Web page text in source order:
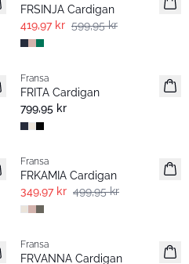
FRSINJA Cardigan
419,97 kr 599,95 kr
Basic
Fransa
FRITA Cardigan
799,95 kr
-30%
Fransa
FRKAMIA Cardigan
349,97 kr 499,95 kr
- 60% | Salg
Fransa
FRVANNA Cardigan